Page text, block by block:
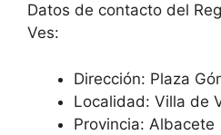
Datos de contacto del
Ves:
Dirección: Plaza
Localidad: Villa de
Provincia: Albacete